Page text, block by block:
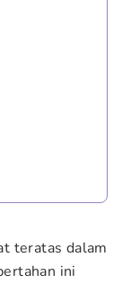
teratas dalam
ini